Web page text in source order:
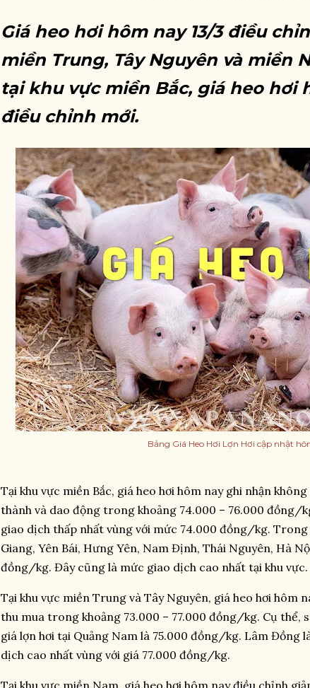
Giá heo hơi hôm nay 13/3 điều
miền Trung, Tây Nguyên và miền
tại khu vực miền Bắc, giá heo hơi
điều chỉnh mới.
Bảng Giá Heo Hơi Lợn Hơi cập nhật
Tại khu vực miền Bắc, giá heo hơi hôm nay ghi nhận
thành và dao động trong khoảng 74.000 – 76.000 đồng/
giao dịch thấp nhất vùng với mức 74.000 đồng/kg.
Giang, Yên Bái, Hưng Yên, Nam Định, Thái Nguyên, Hà
đồng/kg. Đây cũng là mức giao dịch cao nhất tại khu vực.
Tại khu vực miền Trung và Tây Nguyên, giá heo hơi hôm
thu mua trong khoảng 73.000 – 77.000 đồng/kg. Cụ thể,
giá lợn hơi tại Quảng Nam là 75.000 đồng/kg. Lâm Đồng
dịch cao nhất vùng với giá 77.000 đồng/kg.